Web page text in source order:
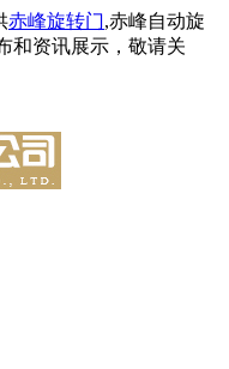
赤峰旋转门,赤峰自动旋
和资讯展示，敬请关